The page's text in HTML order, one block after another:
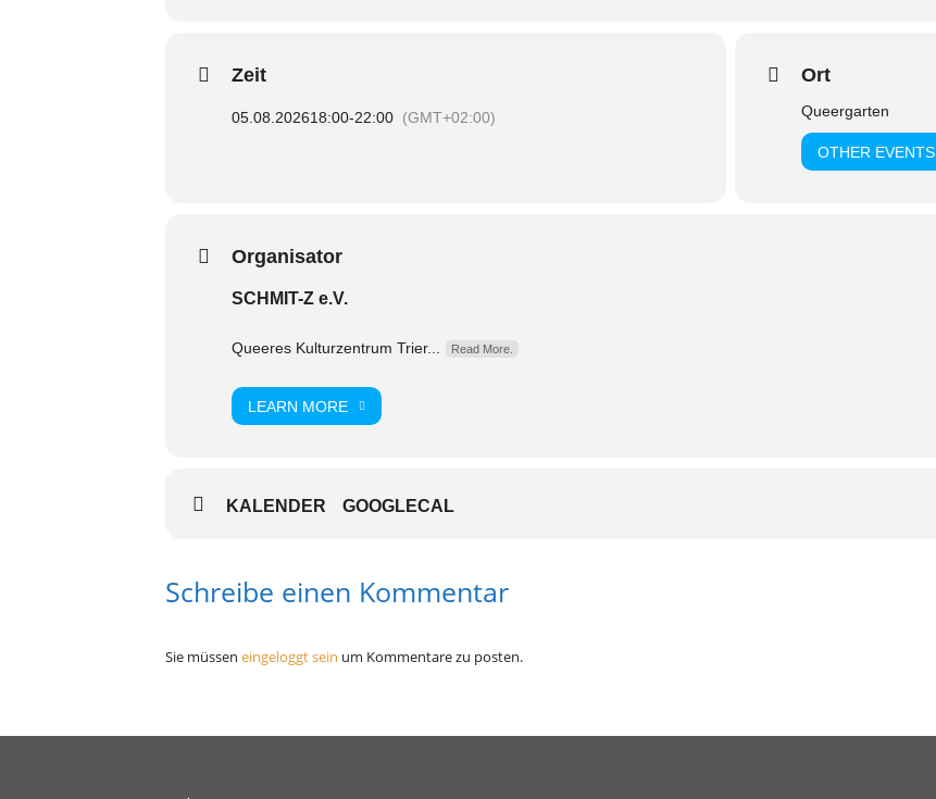
Zeit
05.08.202618:00-22:00 (GMT+02:00)
Ort
Queergarten
OTHER EVENTS
Organisator
SCHMIT-Z e.V.
Queeres Kulturzentrum Trier... Read More.
LEARN MORE
KALENDER GOOGLECAL
Schreibe einen Kommentar
Sie müssen eingeloggt sein um Kommentare zu posten.